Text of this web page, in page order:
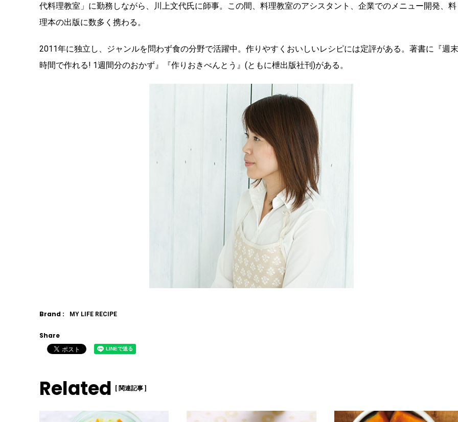
代料理教室」に勤務しながら、川上文代氏に師事。この間、料理教室のアシスタント、企業でのメニュー開発、料
理本の出版に数多く携わる。
2011年に独立し、ジャンルを問わず食の分野で活躍中。作りやすくおいしいレシピには定評がある。著書に『週
時間で作れる! 1週間分のおかず』『作りおきべんとう』(ともに枻出版社刊)がある。
Brand : MY LIFE RECIPE
Share
Related [ 関連記事 ]